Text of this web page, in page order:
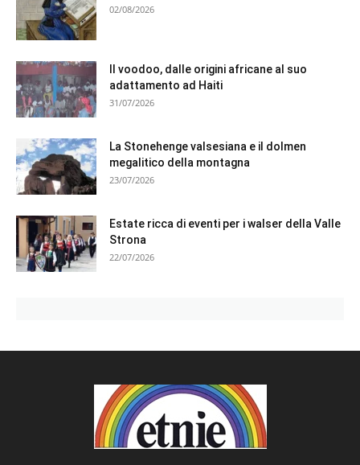
02/08/2026
Il voodoo, dalle origini africane al suo
adattamento ad Haiti
31/07/2026
La Stonehenge valsesiana e il dolmen
megalitico della montagna
23/07/2026
Estate ricca di eventi per i walser della Valle
Strona
22/07/2026